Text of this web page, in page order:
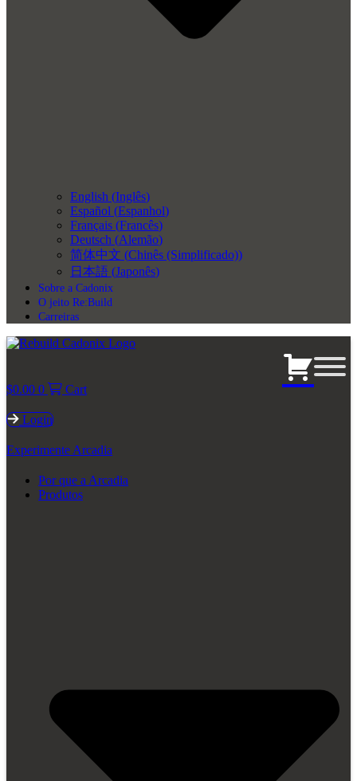
English (Inglês)
Español (Espanhol)
Français (Francês)
Deutsch (Alemão)
简体中文 (Chinês (Simplificado))
日本語 (Japonês)
Sobre a Cadonix
O jeito Re:Build
Carreiras
$0.00 0 Cart
Login
Experimente Arcadia
Por que a Arcadia
Produtos